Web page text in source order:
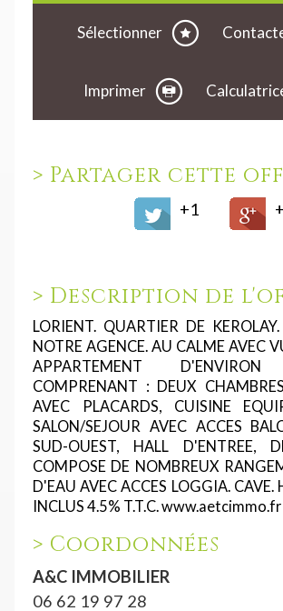
Sélectionner
Imprimer
> Partager cette
+1
> Description de
LORIENT. QUARTIER DE
NOTRE AGENCE. AU CALME AVEC
APPARTEMENT
COMPRENANT : DEUX
AVEC PLACARDS, CUISINE
SALON/SEJOUR AVEC ACCES
SUD-OUEST, HALL D'ENTREE,
COMPOSE DE NOMBREUX
D'EAU AVEC ACCES LOGGIA. CAVE.
INCLUS 4.5% T.T.C. www.aetcimmo.fr
> Coordonnées
A&C IMMOBILIER
06 62 19 97 28